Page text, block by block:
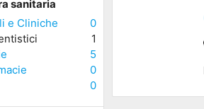
sanitaria
e Cliniche
0
1
5
0
0